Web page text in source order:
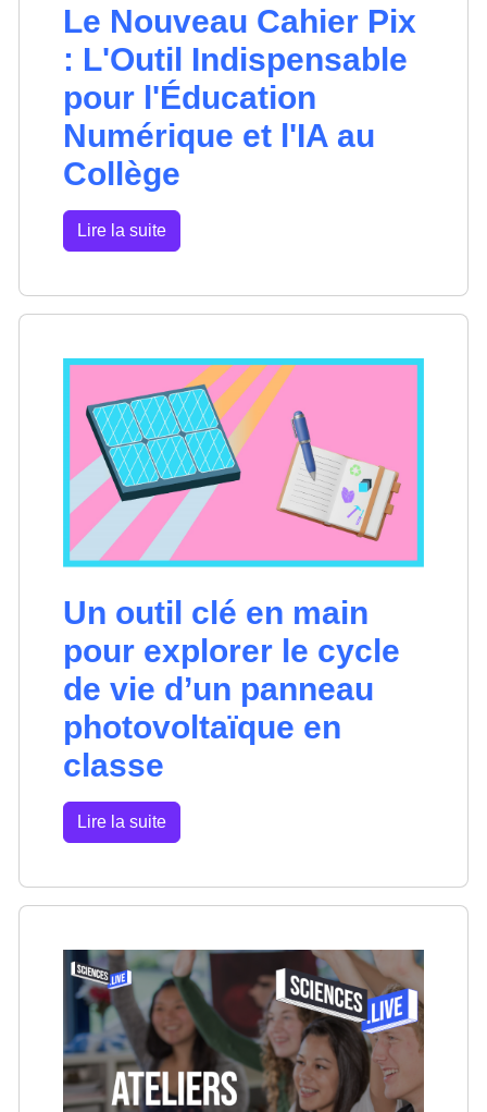
Le Nouveau Cahier Pix
: L'Outil Indispensable
pour l'Éducation
Numérique et l'IA au
Collège
Lire la suite
Un outil clé en main
pour explorer le cycle
de vie d’un panneau
photovoltaïque en
classe
Lire la suite